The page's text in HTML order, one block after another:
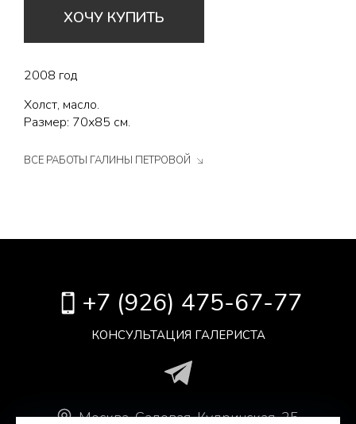
ХОЧУ КУПИТЬ
2008 год
Холст, масло.
Размер: 70х85 см.
ВСЕ РАБОТЫ ГАЛИНЫ ПЕТРОВОЙ
+7 (926) 475-67-77
КОНСУЛЬТАЦИЯ ГАЛЕРИСТА
Москва.Садовая-Кудринская, 25,